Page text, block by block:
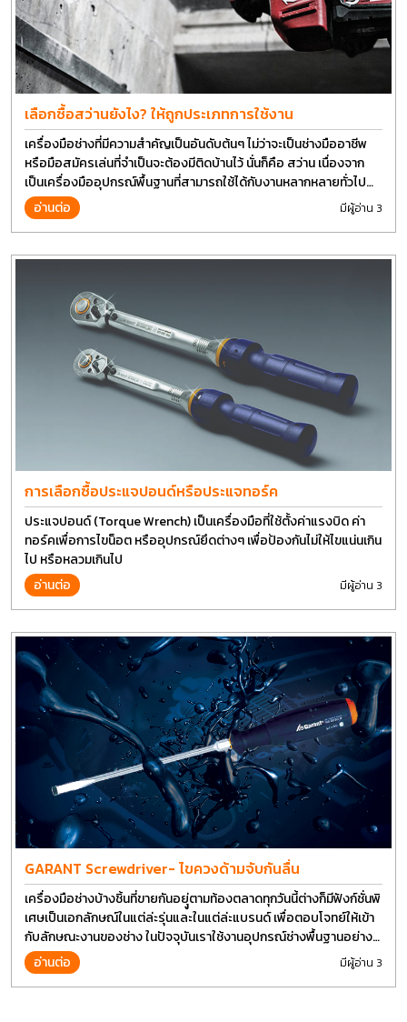
เลือกซื้อสว่านยังไง? ให้ถูกประเภทการใช้งาน
เครื่องมือช่างที่มีความสำคัญเป็นอันดับต้นๆ ไม่ว่าจะเป็นช่างมืออาชีพ
หรือมือสมัครเล่นที่จำเป็นจะต้องมีติดบ้านไว้ นั่นก็คือ สว่าน เนื่องจาก
เป็นเครื่องมืออุปกรณ์พื้นฐานที่สามารถใช้ได้กับงานหลากหลายทั่วไป
เรียกว่า เป็นเครื่องมือที่ใช้ง่าย ใครๆก็สามารถใช้ได้
อ่านต่อ มีผู้อ่าน 3
การเลือกซื้อประแจปอนด์หรือประแจทอร์ค
ประแจปอนด์ (Torque Wrench) เป็นเครื่องมือที่ใช้ตั้งค่าแรงบิด ค่า
ทอร์คเพื่อการไขน็อต หรืออุปกรณ์ยึดต่างๆ เพื่อป้องกันไม่ให้ไขแน่นเกิน
ไป หรือหลวมเกินไป
อ่านต่อ
มีผู้อ่าน 3
GARANT Screwdriver- ไขควงด้ามจับกันลื่น
เครื่องมือช่างบ้างชิ้นที่ขายกันอยุู่ตามท้องตลาดทุกวันนี้ต่างก็มีฟังก์ชั่นพิ
เศษเป็นเอกลักษณ์ในแต่ล่ะรุ่นและในแต่ล่ะแบรนด์ เพื่อตอบโจทย์ให้เข้า
กับลักษณะงานของช่าง ในปัจจุบันเราใช้งานอุปกรณ์ช่างพื้นฐานอย่าง
ไขควงกันในงานหลายประเภททำให้มีการปรับเปลี่ยนรูปแบบ
อ่านต่อ มีผู้อ่าน 3